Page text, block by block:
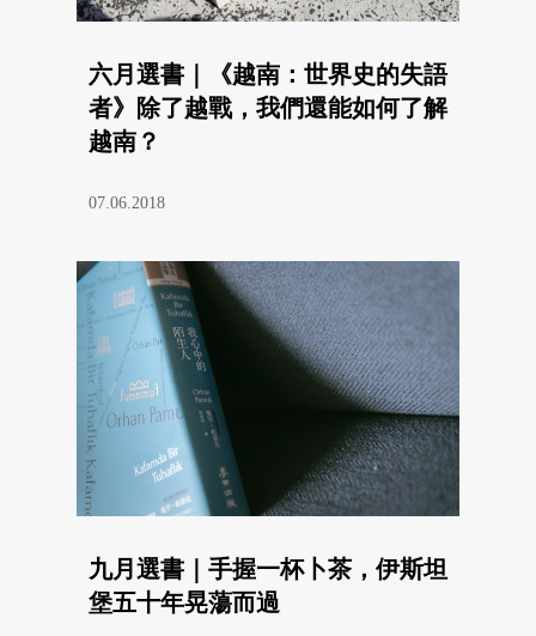
六月選書｜《越南：世界史的失語
者》除了越戰，我們還能如何了解
越南？
07.06.2018
九月選書｜手握一杯卜茶，伊斯坦
堡五十年晃蕩而過